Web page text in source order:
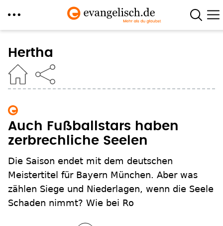
zum
Inhalt
Hertha
Auch Fußballstars haben
zerbrechliche Seelen
Die Saison endet mit dem deutschen
Meistertitel für Bayern München. Aber was
zählen Siege und Niederlagen, wenn die Seele
Schaden nimmt? Wie bei Ro